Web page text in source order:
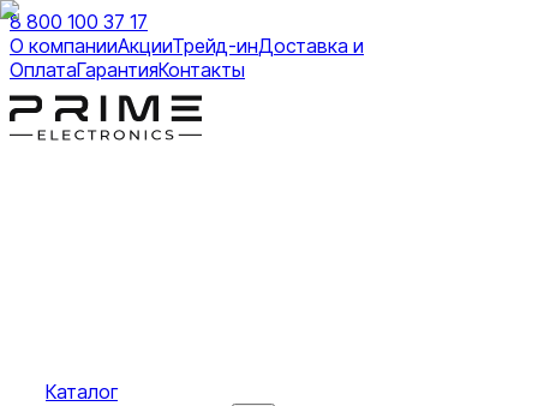
8 800 100 37 17
О компанииАкцииТрейд-инДоставка и
ОплатаГарантияКонтакты
Каталог